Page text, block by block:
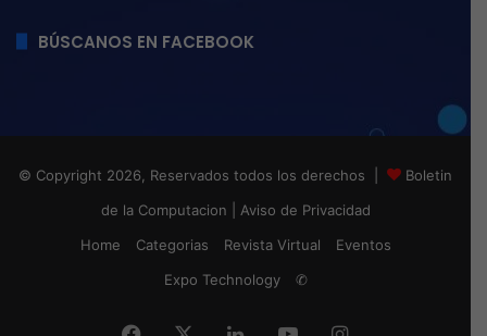
BÚSCANOS EN FACEBOOK
© Copyright 2026, Reservados todos los derechos |
Boletin
de la Computacion
Aviso de Privacidad
Home
Categorias Revista Virtual
Eventos
Expo Technology
✆